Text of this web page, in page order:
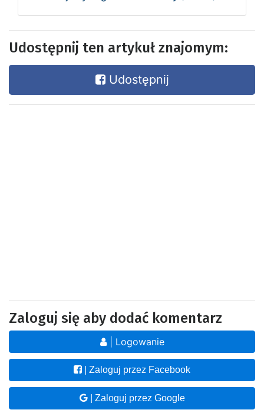
Udostępnij ten artykuł znajomym:
Udostępnij
Zaloguj się aby dodać komentarz
| Logowanie
| Zaloguj przez Facebook
| Zaloguj przez Google